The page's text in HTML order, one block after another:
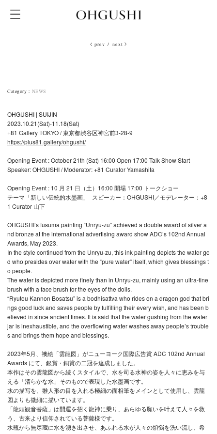
prev / next
Category ： NEWS
OHGUSHI | SUIJIN
2023.10.21(Sat)-11.18(Sat)
+81 Gallery TOKYO / 東京都渋谷区神宮前3-28-9
https://plus81.gallery/ohgushi/
Opening Event : October 21th (Sat) 16:00 Open 17:00 Talk Show Start
Speaker: OHGUSHI / Moderator: +81 Curator Yamashita
Opening Event : 10 月 21 日（土）16:00 開場 17:00 トークショー
テーマ「新しい伝統的水墨画」 スピーカー：OHGUSHI／モデレーター：+8
1 Curator 山下
OHGUSHI’s fusuma painting “Unryu-zu” achieved a double award of silver a
nd bronze at the international advertising award show ADC’s 102nd Annual
Awards, May 2023.
In the style continued from the Unryu-zu, this ink painting depicts the water go
d who presides over water with the “pure water” itself, which gives blessings t
o people.
The water is depicted more finely than in Unryu-zu, mainly using an ultra-fine
brush with a face brush for the eyes of the dolls.
“Ryutou Kannon Bosatsu” is a bodhisattva who rides on a dragon god that bri
ngs good luck and saves people by fulfilling their every wish, and has been b
elieved in since ancient times. It is said that the water gushing from the water
jar is inexhaustible, and the overflowing water washes away people’s trouble
s and brings them hope and blessings.
2023年5月、襖絵「雲龍図」がニューヨーク国際広告賞 ADC 102nd Annual
Awards にて、銀賞・銅賞の二冠を達成しました。
本作はその雲龍図から続くスタイルで、水を司る水神の姿を人々に恵みを与
える「清らかな水」そのもので表現した水墨画です。
水の描写を、雛人形の目を入れる極細の面相筆をメインとして使用し、雲龍
図よりも微細に描いています。
「龍頭観音菩薩」は開運を招く龍神に乗り、あらゆる願いを叶えて人々を救
う、古来より信仰されている菩薩様です。
水瓶から無尽蔵に水を湧き出させ、あふれる水が人々の煩悩を洗い流し、希